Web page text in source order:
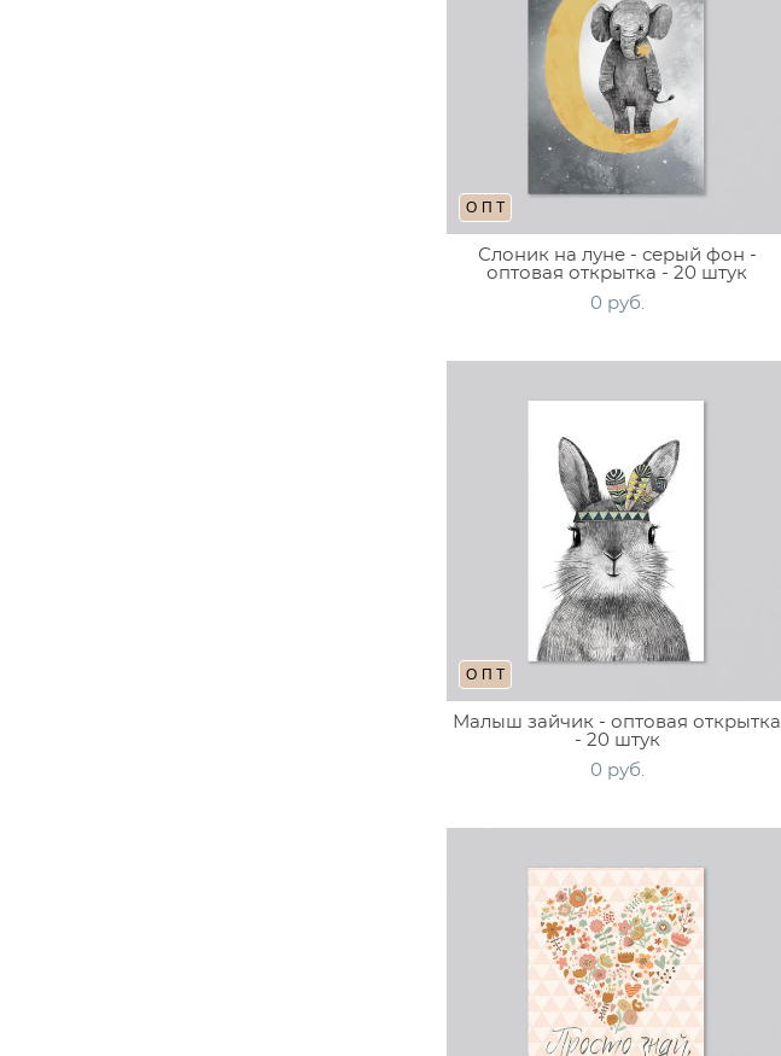
ОПТ
Слоник на луне - серый фон -
оптовая открытка - 20 штук
0 pуб.
ОПТ
Малыш зайчик - оптовая открытка
- 20 штук
0 pуб.